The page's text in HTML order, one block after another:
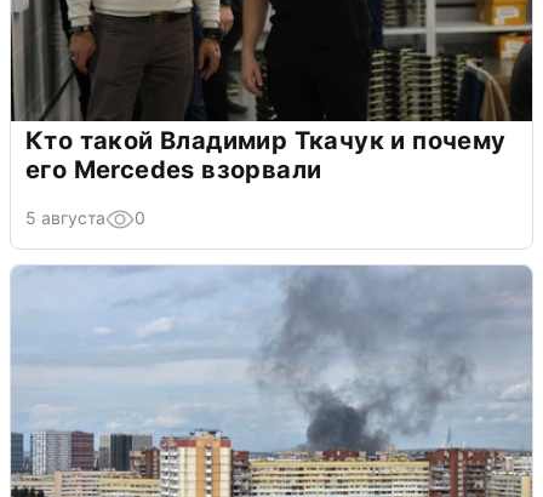
Кто такой Владимир Ткачук и почему
его Mercedes взорвали
5 августа 0